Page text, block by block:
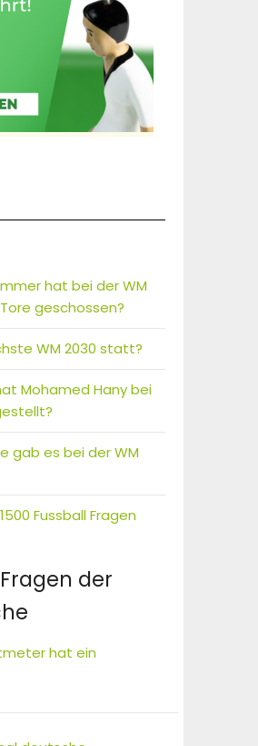
hat bei der WM
geschossen?
WM 2030 statt?
Mohamed Hany bei
gab es bei der WM
Fussball Fragen
der
hat ein